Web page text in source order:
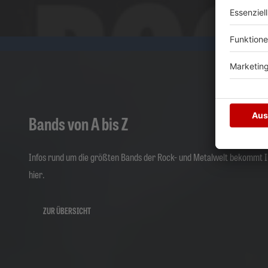
Bands von A bis Z
Infos rund um die größten Bands der Rock- und Metalwelt bekommt
hier.
ZUR ÜBERSICHT